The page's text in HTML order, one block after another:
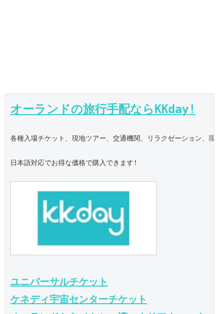
オーランドの旅行手配ならKKday!
各種入場チケット、現地ツアー、交通機関、リラクゼーション、現
日本語対応でお得な価格で購入できます!
ユニバーサルチケット
ケネディ宇宙センターチケット